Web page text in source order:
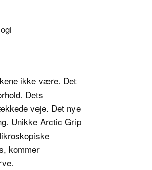
ikke være. Det
Dets
veje. Det nye
Unikke Arctic Grip
kommer